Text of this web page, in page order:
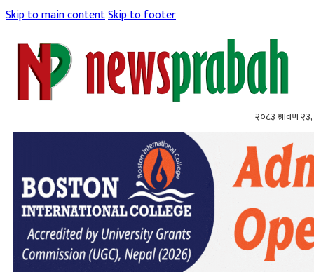
Skip to main contentSkip to footer
२०८३ श्रावण २३,